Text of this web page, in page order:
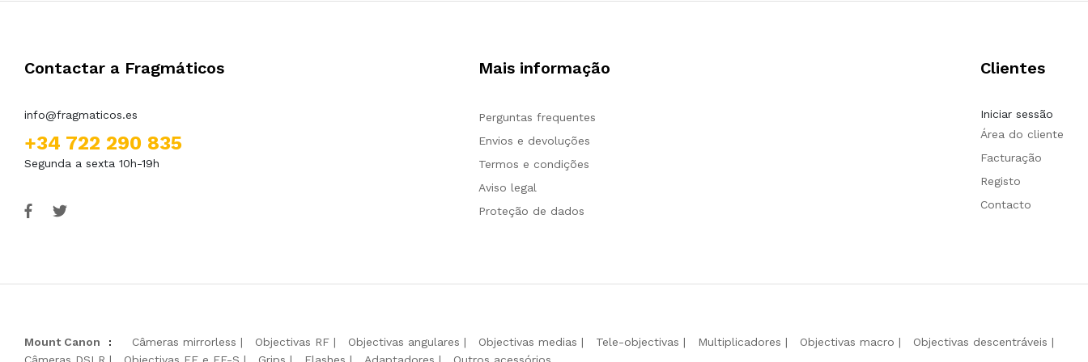
Contactar a Fragmáticos
info@fragmaticos.es
+34 722 290 835
Segunda a sexta 10h-19h
Mais informação
Perguntas frequentes
Envios e devoluções
Termos e condições
Aviso legal
Proteção de dados
Clientes
Iniciar sessão
Área do cliente
Facturação
Registo
Contacto
Mount Canon : Câmeras mirrorless Objectivas RF Objectivas angulares Objectivas medias Tele-objectivas Multiplicadores Objectivas macro
Objectivas descentráveis